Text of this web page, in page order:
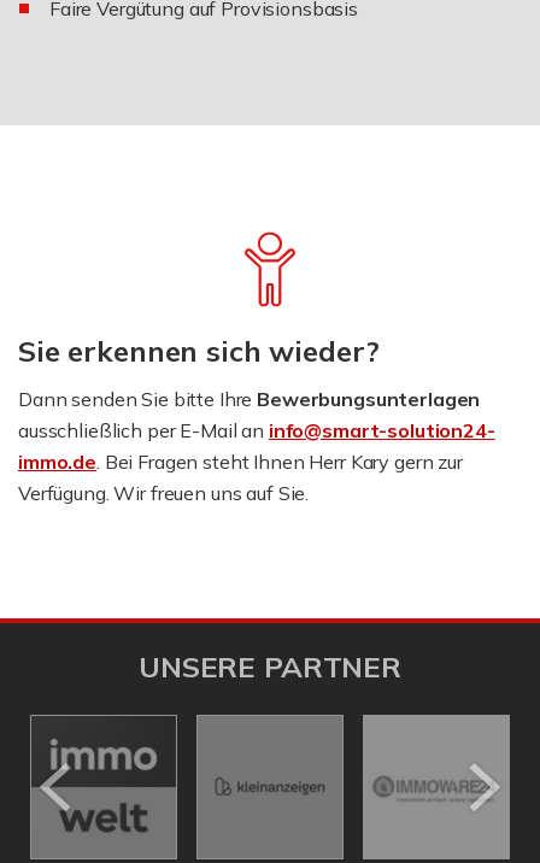
Faire Vergütung auf Provisionsbasis
Sie erkennen sich wieder?
Dann senden Sie bitte Ihre Bewerbungsunterlagen
ausschließlich per E-Mail an info@smart-solution24-
immo.de. Bei Fragen steht Ihnen Herr Kary gern zur
Verfügung. Wir freuen uns auf Sie.
UNSERE PARTNER